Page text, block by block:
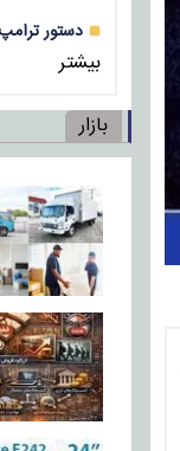
دستور
بیشتر
بازار